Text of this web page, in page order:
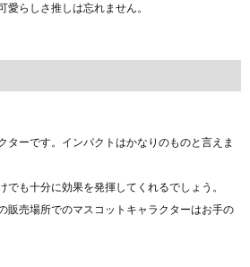
らしさ推しは忘れません。
ターです。インパクトはかなりのものと言えま
でも十分に効果を発揮してくれるでしょう。
販売場所でのマスコットキャラクターはお手の